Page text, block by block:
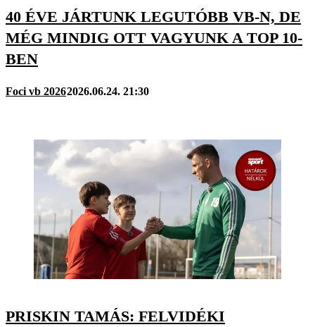
40 ÉVE JÁRTUNK LEGUTÓBB VB-N, DE
MÉG MINDIG OTT VAGYUNK A TOP 10-
BEN
Foci vb 20262026.06.24. 21:30
PRISKIN TAMÁS: FELVIDÉKI